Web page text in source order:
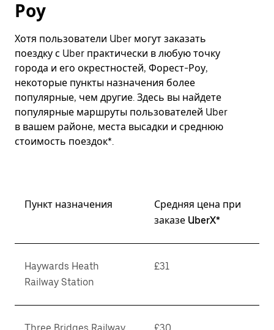
Роу
Хотя пользователи Uber могут заказать
поездку с Uber практически в любую точку
города и его окрестностей, Форест-Роу,
некоторые пункты назначения более
популярные, чем другие. Здесь вы найдете
популярные маршруты пользователей Uber
в вашем районе, места высадки и среднюю
стоимость поездок*.
Пункт назначения
Средняя цена при
заказе UberX*
Haywards Heath
Railway Station
£31